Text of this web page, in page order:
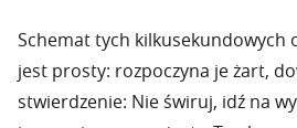
Schemat tych kilkusekundowych
jest prosty: rozpoczyna je żart,
stwierdzenie: Nie świruj, idź na